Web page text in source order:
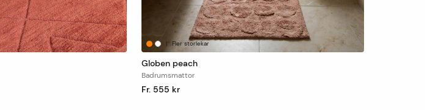
| Fler storlekar
Globen peach
Badrumsmattor
Fr. 555 kr